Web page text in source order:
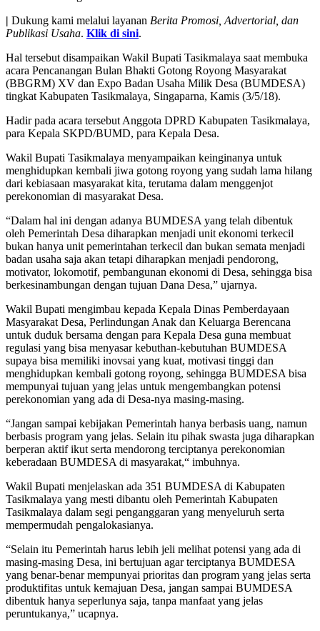
| Dukung kami melalui layanan Berita Promosi, Advertorial, dan
Publikasi Usaha. Klik di sini.
Hal tersebut disampaikan Wakil Bupati Tasikmalaya saat membuka
acara Pencanangan Bulan Bhakti Gotong Royong Masyarakat
(BBGRM) XV dan Expo Badan Usaha Milik Desa (BUMDESA)
tingkat Kabupaten Tasikmalaya, Singaparna, Kamis (3/5/18).
Hadir pada acara tersebut Anggota DPRD Kabupaten Tasikmalaya,
para Kepala SKPD/BUMD, para Kepala Desa.
Wakil Bupati Tasikmalaya menyampaikan keinginanya untuk
menghidupkan kembali jiwa gotong royong yang sudah lama hilang
dari kebiasaan masyarakat kita, terutama dalam menggenjot
perekonomian di masyarakat Desa.
“Dalam hal ini dengan adanya BUMDESA yang telah dibentuk
oleh Pemerintah Desa diharapkan menjadi unit ekonomi terkecil
bukan hanya unit pemerintahan terkecil dan bukan semata menjadi
badan usaha saja akan tetapi diharapkan menjadi pendorong,
motivator, lokomotif, pembangunan ekonomi di Desa, sehingga bisa
berkesinambungan dengan tujuan Dana Desa,” ujarnya.
Wakil Bupati mengimbau kepada Kepala Dinas Pemberdayaan
Masyarakat Desa, Perlindungan Anak dan Keluarga Berencana
untuk duduk bersama dengan para Kepala Desa guna membuat
regulasi yang bisa menyasar kebuthan-kebutuhan BUMDESA
supaya bisa memiliki inovsai yang kuat, motivasi tinggi dan
menghidupkan kembali gotong royong, sehingga BUMDESA bisa
mempunyai tujuan yang jelas untuk mengembangkan potensi
perekonomian yang ada di Desa-nya masing-masing.
“Jangan sampai kebijakan Pemerintah hanya berbasis uang, namun
berbasis program yang jelas. Selain itu pihak swasta juga diharapkan
berperan aktif ikut serta mendorong terciptanya perekonomian
keberadaan BUMDESA di masyarakat,“ imbuhnya.
Wakil Bupati menjelaskan ada 351 BUMDESA di Kabupaten
Tasikmalaya yang mesti dibantu oleh Pemerintah Kabupaten
Tasikmalaya dalam segi penganggaran yang menyeluruh serta
mempermudah pengalokasianya.
“Selain itu Pemerintah harus lebih jeli melihat potensi yang ada di
masing-masing Desa, ini bertujuan agar terciptanya BUMDESA
yang benar-benar mempunyai prioritas dan program yang jelas serta
produktifitas untuk kemajuan Desa, jangan sampai BUMDESA
dibentuk hanya seperlunya saja, tanpa manfaat yang jelas
peruntukanya,” ucapnya.